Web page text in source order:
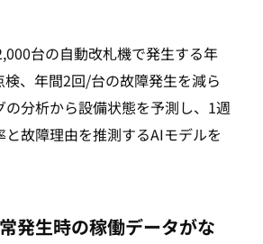
台の自動改札機で発生する年
、年間2回/台の故障発生を減ら
の分析から設備状態を予測し、1週
故障理由を推測するAIモデルを
発生時の稼働データがな